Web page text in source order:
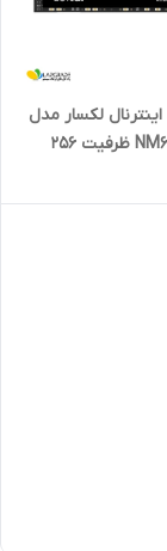
لکسار مدل
NM620 M.2 2280 ظرفیت 256